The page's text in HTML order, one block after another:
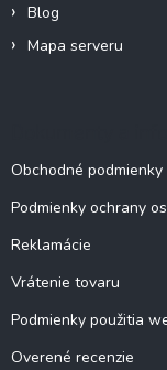
Blog
Mapa serveru
Obchodné podmienky
Podmienky ochrany
Reklamácie
Vrátenie tovaru
Podmienky použitia
Overené recenzie